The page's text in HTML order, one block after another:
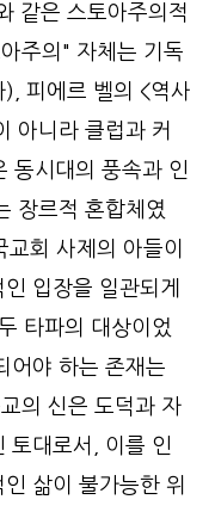
같은 스토아주의적
주의" 자체는 기독
피에르 벨의 <역사
아니라 클럽과 커
동시대의 풍속과 인
장르적 혼합체였
회 사제의 아들이
입장을 일관되게
타파의 대상이었
어야 하는 존재는
의 신은 도덕과 자
토대로서, 이를 인
삶이 불가능한 위